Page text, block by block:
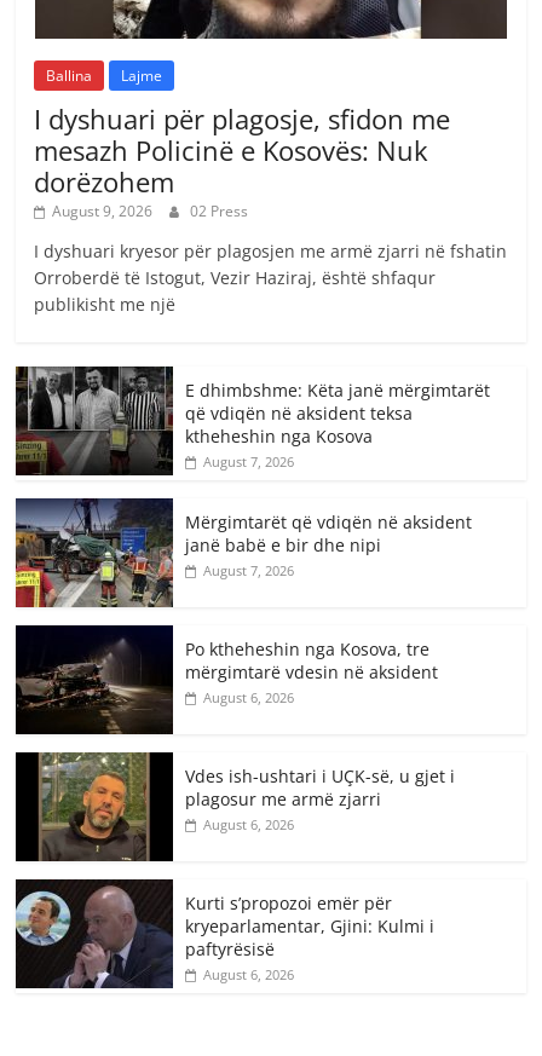
Ballina Lajme
I dyshuari për plagosje, sfidon me
mesazh Policinë e Kosovës: Nuk
dorëzohem
August 9, 2026 02 Press
I dyshuari kryesor për plagosjen me armë zjarri në fshatin
Orroberdë të Istogut, Vezir Haziraj, është shfaqur
publikisht me një
E dhimbshme: Këta janë mërgimtarët
që vdiqën në aksident teksa
ktheheshin nga Kosova
August 7, 2026
Mërgimtarët që vdiqën në aksident
janë babë e bir dhe nipi
August 7, 2026
Po ktheheshin nga Kosova, tre
mërgimtarë vdesin në aksident
August 6, 2026
Vdes ish-ushtari i UÇK-së, u gjet i
plagosur me armë zjarri
August 6, 2026
Kurti s’propozoi emër për
kryeparlamentar, Gjini: Kulmi i
paftyrësisë
August 6, 2026